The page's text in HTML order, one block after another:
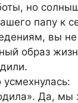
но
папу к
вы
образ
Да, мы